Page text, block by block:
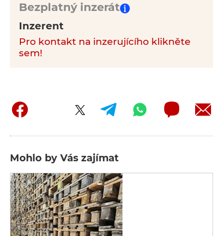
Bezplatný inzerát
Inzerent
Pro kontakt na inzerujícího klikněte
sem!
Mohlo by Vás zajímat